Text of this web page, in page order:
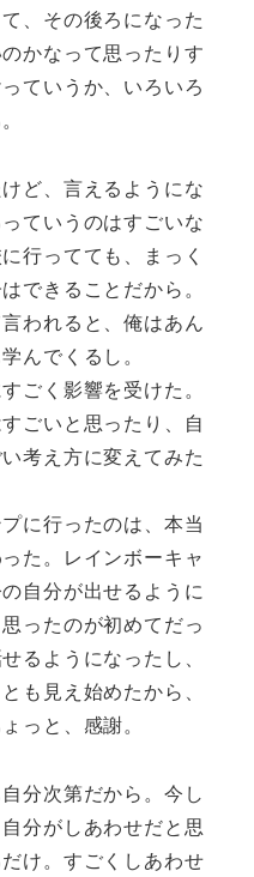
、その後ろになった
かなって思ったりす
ていうか、いろいろ
ど、言えるようにな
ていうのはすごいな
行ってても、まっく
できることだから。
われると、俺はあん
んでくるし。
ごく影響を受けた。
ごいと思ったり、自
考え方に変えてみた
に行ったのは、本当
た。レインボーキャ
自分が出せるように
ったのが初めてだっ
るようになったし、
も見え始めたから、
っと、感謝。
分次第だから。今し
分がしあわせだと思
け。すごくしあわせ